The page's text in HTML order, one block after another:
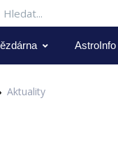
AstroInfo
Aktuality